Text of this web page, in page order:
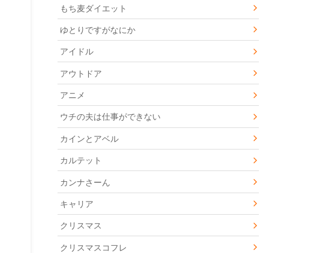
もち麦ダイエット
ゆとりですがなにか
アイドル
アウトドア
アニメ
ウチの夫は仕事ができない
カインとアベル
カルテット
カンナさーん
キャリア
クリスマス
クリスマスコフレ